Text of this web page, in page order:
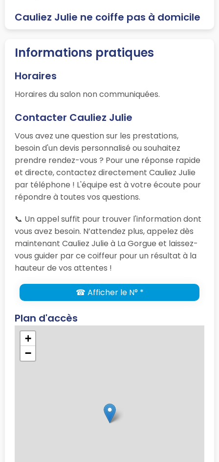
Cauliez Julie ne coiffe pas à domicile
Informations pratiques
Horaires
Horaires du salon non communiquées.
Contacter Cauliez Julie
Vous avez une question sur les prestations,
besoin d'un devis personnalisé ou souhaitez
prendre rendez-vous ? Pour une réponse rapide
et directe, contactez directement Cauliez Julie
par téléphone ! L'équipe est à votre écoute pour
répondre à toutes vos questions.
📞 Un appel suffit pour trouver l'information dont
vous avez besoin. N’attendez plus, appelez dès
maintenant Cauliez Julie à La Gorgue et laissez-
vous guider par ce coiffeur pour un résultat à la
hauteur de vos attentes !
☎ Afficher le N° *
Plan d'accès
+
−